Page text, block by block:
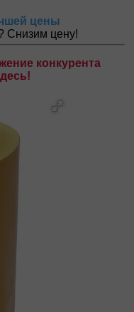
цены
Снизим цену!
конкурента